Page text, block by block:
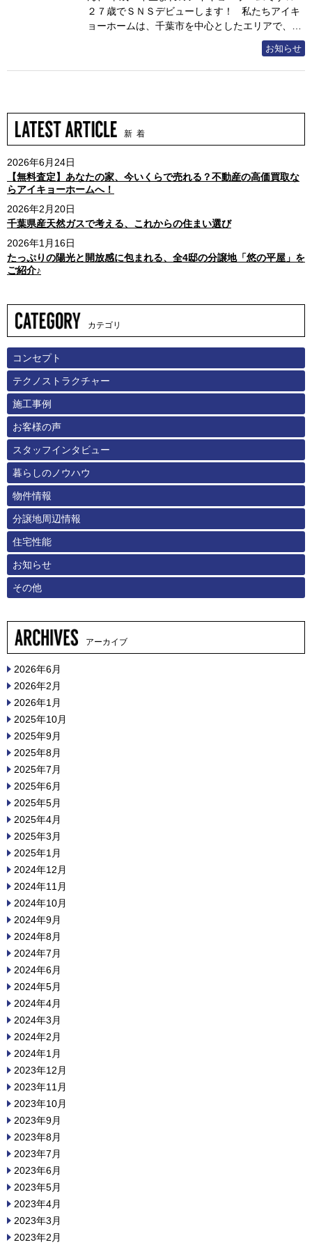
２７歳でＳＮＳデビューします！ 私たちアイキ
ョーホームは、千葉市を中心としたエリアで、…
お知らせ
新 着
2026年6月24日
【無料査定】あなたの家、今いくらで売れる？不動産の高価買取な
らアイキョーホームへ！
2026年2月20日
千葉県産天然ガスで考える、これからの住まい選び
2026年1月16日
たっぷりの陽光と開放感に包まれる、全4邸の分譲地「悠の平屋」を
ご紹介♪
カテゴリ
コンセプト
テクノストラクチャー
施工事例
お客様の声
スタッフインタビュー
暮らしのノウハウ
物件情報
分譲地周辺情報
住宅性能
お知らせ
その他
アーカイブ
2026年6月
2026年2月
2026年1月
2025年10月
2025年9月
2025年8月
2025年7月
2025年6月
2025年5月
2025年4月
2025年3月
2025年1月
2024年12月
2024年11月
2024年10月
2024年9月
2024年8月
2024年7月
2024年6月
2024年5月
2024年4月
2024年3月
2024年2月
2024年1月
2023年12月
2023年11月
2023年10月
2023年9月
2023年8月
2023年7月
2023年6月
2023年5月
2023年4月
2023年3月
2023年2月